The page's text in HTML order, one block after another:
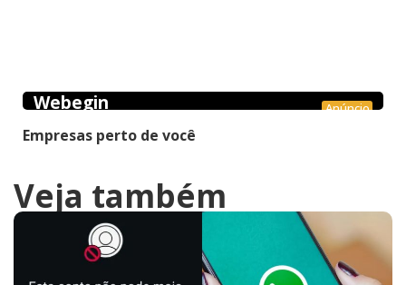
Anúncio
Webegin
Empresas perto de você
Veja também